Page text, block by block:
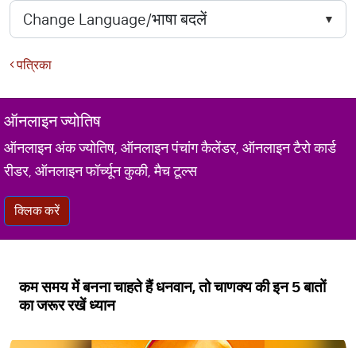
पत्रिका
ऑनलाइन ज्योतिष
ऑनलाइन अंक ज्योतिष, ऑनलाइन पंचांग कैलेंडर, ऑनलाइन टैरो कार्ड
रीडर, ऑनलाइन फॉर्च्यून कुकी, मैच टूल्स
क्लिक करें
कम समय में बनना चाहते हैं धनवान, तो चाणक्य की इन 5 बातों
का जरूर रखें ध्यान